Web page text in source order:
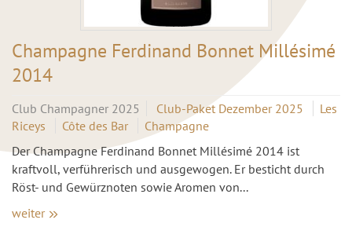
Champagne Ferdinand Bonnet Millésimé
2014
Club Champagner 2025 Club-Paket Dezember 2025
Les
Riceys
Côte des Bar
Champagne
Der Champagne Ferdinand Bonnet Millésimé 2014 ist
kraftvoll, verführerisch und ausgewogen. Er besticht durch
Röst- und Gewürznoten sowie Aromen von...
weiter